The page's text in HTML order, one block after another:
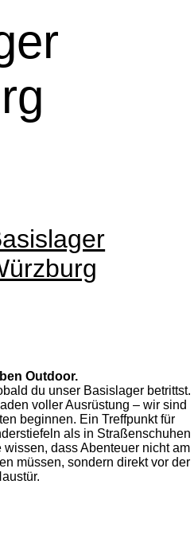
Outdoor.
du unser Basislager betrittst.
voller Ausrüstung – wir sind
beginnen. Ein Treffpunkt für
als in Straßenschuhen
dass Abenteuer nicht am
müssen, sondern direkt vor der